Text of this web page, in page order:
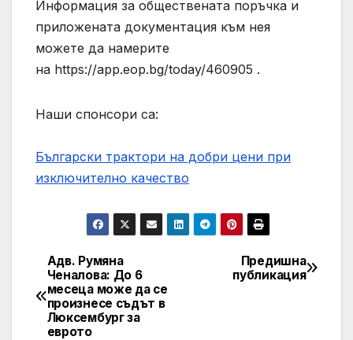
Информация за обществената поръчка и
приложената документация към нея
можете да намерите
на https://app.eop.bg/today/460905 .
Наши спонсори са:
Български трактори на добри цени при
изключително качество
Навигация
Предишна
публикация
Адв. Румяна
Ченалова: До 6
месеца може да се
произнесе съдът в
Люксембург за
еврото